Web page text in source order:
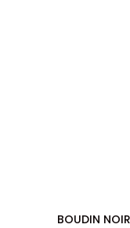
BOUDIN NOIR